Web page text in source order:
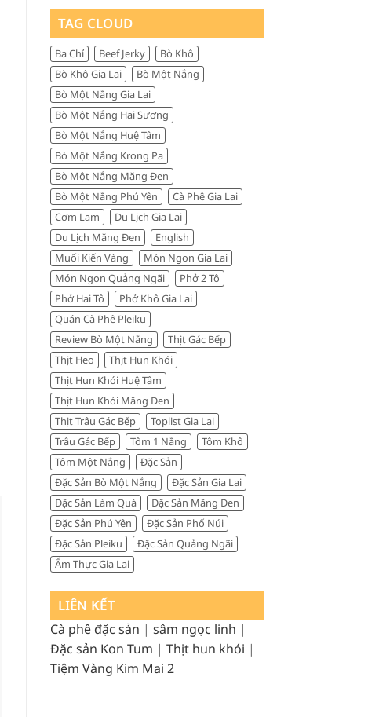
và
ở
tiền
TAG CLOUD
Ba Chỉ Beef Jerky
Bò Khô
Bò Khô Gia Lai
Bò Một Nắng
Bò Một Nắng Gia Lai
Bò Một Nắng Hai Sương
Bò Một Nắng Huệ Tâm
Bò Một Nắng Krong Pa
Bò Một Nắng Măng Đen
Bò Một Nắng Phú Yên
Cà Phê Gia Lai
Cơm Lam
Du Lịch Gia Lai
Du Lịch Măng Đen
English
Muối Kiến Vàng
Món Ngon Gia Lai
Món Ngon Quảng Ngãi
Phở 2 Tô
Phở Hai Tô
Phở Khô Gia Lai
Quán Cà Phê Pleiku
Review Bò Một Nắng
Thịt Gác Bếp
Thịt Heo
Thịt Hun Khói
Thịt Hun Khói Huệ Tâm
Thịt Hun Khói Măng Đen
Thịt Trâu Gác Bếp
Toplist Gia Lai
Trâu Gác Bếp
Tôm 1 Nắng
Tôm Khô
Tôm Một Nắng
Đặc Sản
Đặc Sản Bò Một Nắng
Đặc Sản Gia Lai
Đặc Sản Làm Quà
Đặc Sản Măng Đen
Đặc Sản Phú Yên
Đặc Sản Phố Núi
Đặc Sản Pleiku
Đặc Sản Quảng Ngãi
Ẩm Thực Gia Lai
LIÊN KẾT
Cà phê đặc sản | sâm ngọc linh |
Đặc sản Kon Tum | Thịt hun khói |
Tiệm Vàng Kim Mai 2